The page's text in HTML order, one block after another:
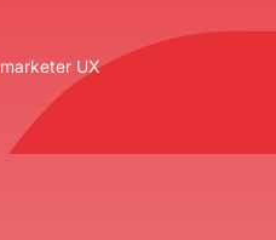
marketer UX